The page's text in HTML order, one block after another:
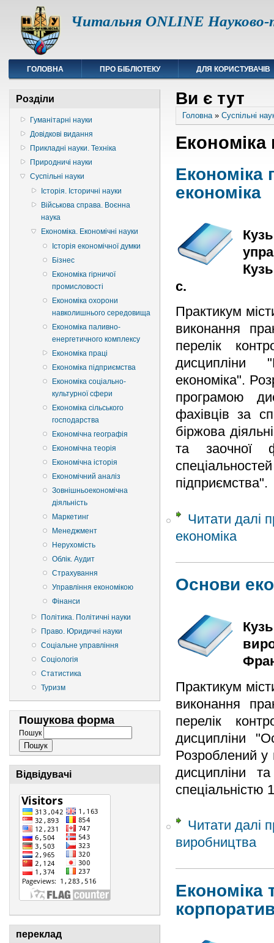
Читальня ONLINE Науково-
ГОЛОВНА ПРО БІБЛІОТЕКУ ДЛЯ КОРИСТУВАЧІВ
Розділи
Гуманітарні науки
Довідкові видання
Прикладні науки. Техніка
Природничі науки
Суспільні науки
Історія. Історичні науки
Військова справа. Воєнна
наука
Економіка. Економічні науки
Історія економічної думки
Бізнес
Економіка гірничої
промисловості
Економіка охорони
навколишнього середовища
Економіка паливно-
енергетичного комплексу
Економіка праці
Економіка підприємства
Економіка соціально-
культурної сфери
Економіка сільського
господарства
Економічна географія
Економічна теорія
Економічна історія
Економічний аналіз
Зовнішньоекономічна
діяльність
Маркетинг
Менеджмент
Нерухомість
Облік. Аудит
Страхування
Управління економікою
Фінанси
Політика. Політичні науки
Право. Юридичні науки
Соціальне управління
Соціологія
Статистика
Туризм
Пошукова форма
Пошук
Відвідувачі
переклад
Ви є тут
Головна» Суспільні
Економіка
Економіка
економіка
с.
Практикум
виконання
перелік
дисципліни
економіка".
програмою
фахівців за
біржова
та заочної
підприємства".
Читати далі
економіка
Основи
Практикум
виконання
перелік
дисципліни
Розроблений у
дисципліни
спеціальністю
Читати далі
виробництва
Економіка